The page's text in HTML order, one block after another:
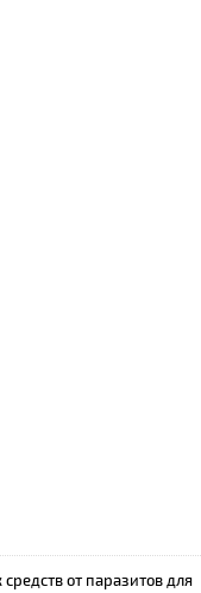
от паразитов для